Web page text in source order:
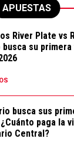
APUESTAS
River Plate vs
busca su
busca sus
paga la
Central?